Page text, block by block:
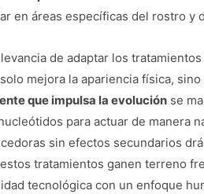
en áreas específicas del rostro y
de adaptar los
mejora la apariencia física,
que impulsa la evolución se
para actuar de manera
sin efectos secundarios
tratamientos ganen terreno
tecnológica con un enfoque